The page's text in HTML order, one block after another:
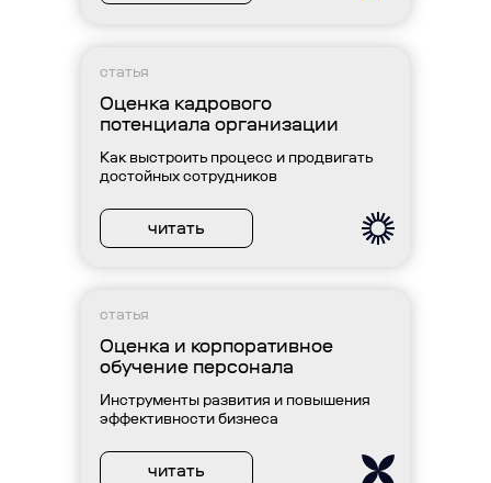
Оценка и корпоративное
обучение персонала
Инструменты развития и повышения
эффективности бизнеса
статья
читать
Оценка кадрового
потенциала организации
Как выстроить процесс и продвигать
достойных сотрудников
статья
читать